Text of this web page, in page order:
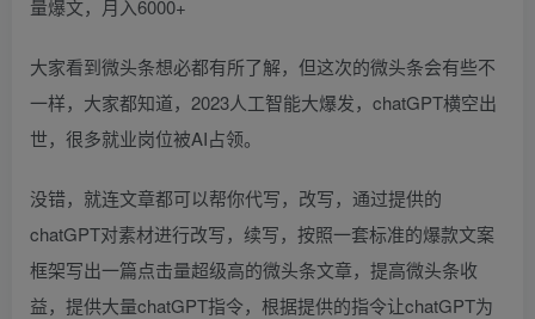
大家看到微头条想必都有所了解，但这次的微头条会有些不
一样，大家都知道，2023人工智能大爆发，chatGPT横空出
世，很多就业岗位被AI占领。
没错，就连文章都可以帮你代写，改写，通过提供的
chatGPT对素材进行改写，续写，按照一套标准的爆款文案
框架写出一篇点击量超级高的微头条文章，提高微头条收
益，提供大量chatGPT指令，根据提供的指令让chatGPT为